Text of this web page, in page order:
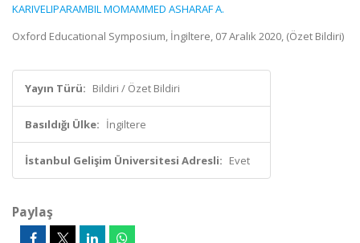
KARIVELIPARAMBIL MOMAMMED ASHARAF A.
Oxford Educational Symposium, İngiltere, 07 Aralık 2020, (Özet Bildiri)
Yayın Türü: Bildiri / Özet Bildiri
Basıldığı Ülke: İngiltere
İstanbul Gelişim Üniversitesi Adresli: Evet
Paylaş